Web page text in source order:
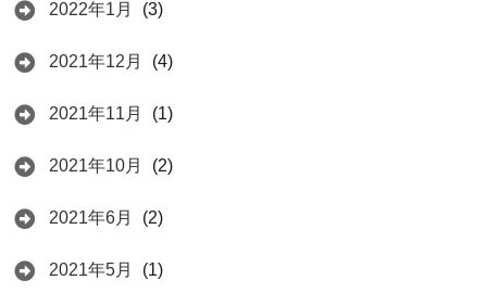
2022年1月 (3)
2021年12月 (4)
2021年11月 (1)
2021年10月 (2)
2021年6月 (2)
2021年5月 (1)